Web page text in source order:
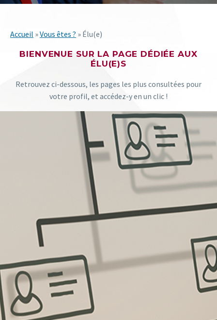
Accueil »Vous êtes ? » Élu(e)
BIENVENUE SUR LA PAGE DÉDIÉE AUX
ÉLU(E)S
Retrouvez ci-dessous, les pages les plus consultées pour
votre profil, et accédez-y en un clic !